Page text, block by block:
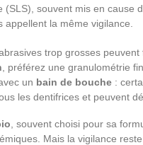
(SLS), souvent mis en cause
appellent la même vigilance.
trop grosses
, préférez une granulométrie
un bain de bouche :
les dentifrices et peuvent
, souvent choisi pour sa
Mais la vigilance